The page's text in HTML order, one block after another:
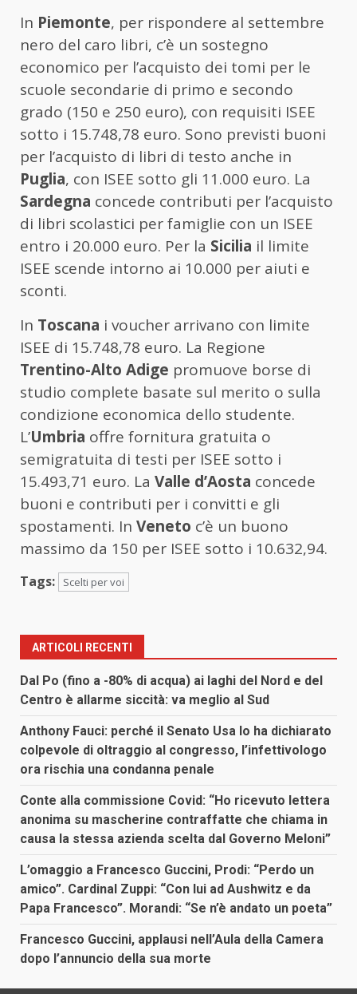
In Piemonte, per rispondere al settembre
nero del caro libri, c’è un sostegno
economico per l’acquisto dei tomi per le
scuole secondarie di primo e secondo
grado (150 e 250 euro), con requisiti ISEE
sotto i 15.748,78 euro. Sono previsti buoni
per l’acquisto di libri di testo anche in
Puglia, con ISEE sotto gli 11.000 euro. La
Sardegna concede contributi per l’acquisto
di libri scolastici per famiglie con un ISEE
entro i 20.000 euro. Per la Sicilia il limite
ISEE scende intorno ai 10.000 per aiuti e
sconti.
In Toscana i voucher arrivano con limite
ISEE di 15.748,78 euro. La Regione
Trentino-Alto Adige promuove borse di
studio complete basate sul merito o sulla
condizione economica dello studente.
L’Umbria offre fornitura gratuita o
semigratuita di testi per ISEE sotto i
15.493,71 euro. La Valle d’Aosta concede
buoni e contributi per i convitti e gli
spostamenti. In Veneto c’è un buono
massimo da 150 per ISEE sotto i 10.632,94.
Tags: Scelti per voi
ARTICOLI RECENTI
Dal Po (fino a -80% di acqua) ai laghi del Nord e del
Centro è allarme siccità: va meglio al Sud
Anthony Fauci: perché il Senato Usa lo ha dichiarato
colpevole di oltraggio al congresso, l’infettivologo
ora rischia una condanna penale
Conte alla commissione Covid: “Ho ricevuto lettera
anonima su mascherine contraffatte che chiama in
causa la stessa azienda scelta dal Governo Meloni”
L’omaggio a Francesco Guccini, Prodi: “Perdo un
amico”. Cardinal Zuppi: “Con lui ad Aushwitz e da
Papa Francesco”. Morandi: “Se n’è andato un poeta”
Francesco Guccini, applausi nell’Aula della Camera
dopo l’annuncio della sua morte